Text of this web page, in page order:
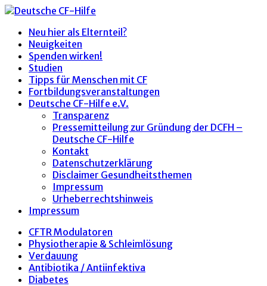
Neu hier als Elternteil?
Neuigkeiten
Spenden wirken!
Studien
Tipps für Menschen mit CF
Fortbildungsveranstaltungen
Deutsche CF-Hilfe e.V.
Transparenz
Pressemitteilung zur Gründung der DCFH –
Deutsche CF-Hilfe
Kontakt
Datenschutzerklärung
Disclaimer Gesundheitsthemen
Impressum
Urheberrechtshinweis
Impressum
CFTR Modulatoren
Physiotherapie & Schleimlösung
Verdauung
Antibiotika / Antiinfektiva
Diabetes